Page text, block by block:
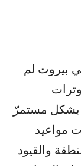
بيروت لم
بشكل مستمرّ
مواعيد
والقيود